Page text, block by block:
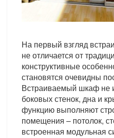
На первый взгляд
не отличается от
конструктивные
становятся очевидны
Встраиваемый шкаф не
боковых стенок, дна и
функцию выполняют
помещения – потолок,
встроенная модульная